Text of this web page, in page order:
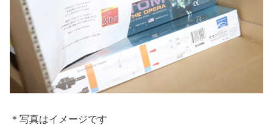
＊写真はイメージです